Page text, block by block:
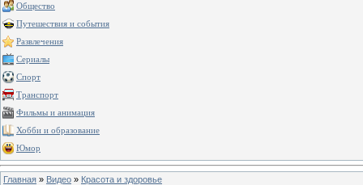
Общество
Путешествия и события
Развлечения
Сериалы
Спорт
Транспорт
Фильмы и анимация
Хобби и образование
Юмор
Главная » Видео » Красота и здоровье